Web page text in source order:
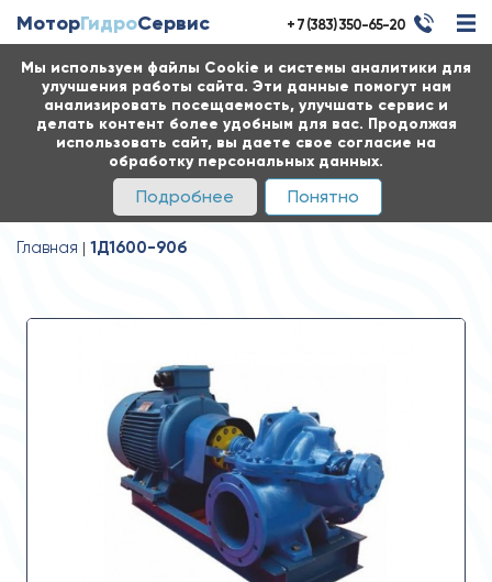
Мы используем файлы Cookie и системы аналитики для
улучшения работы сайта. Эти данные помогут нам
анализировать посещаемость, улучшать сервис и
делать контент более удобным для вас. Продолжая
использовать сайт, вы даете свое согласие на
обработку персональных данных.
Подробнее Понятно
МоторГидроСервис + 7 (383) 350-65-20
Главная 1Д1600-90б